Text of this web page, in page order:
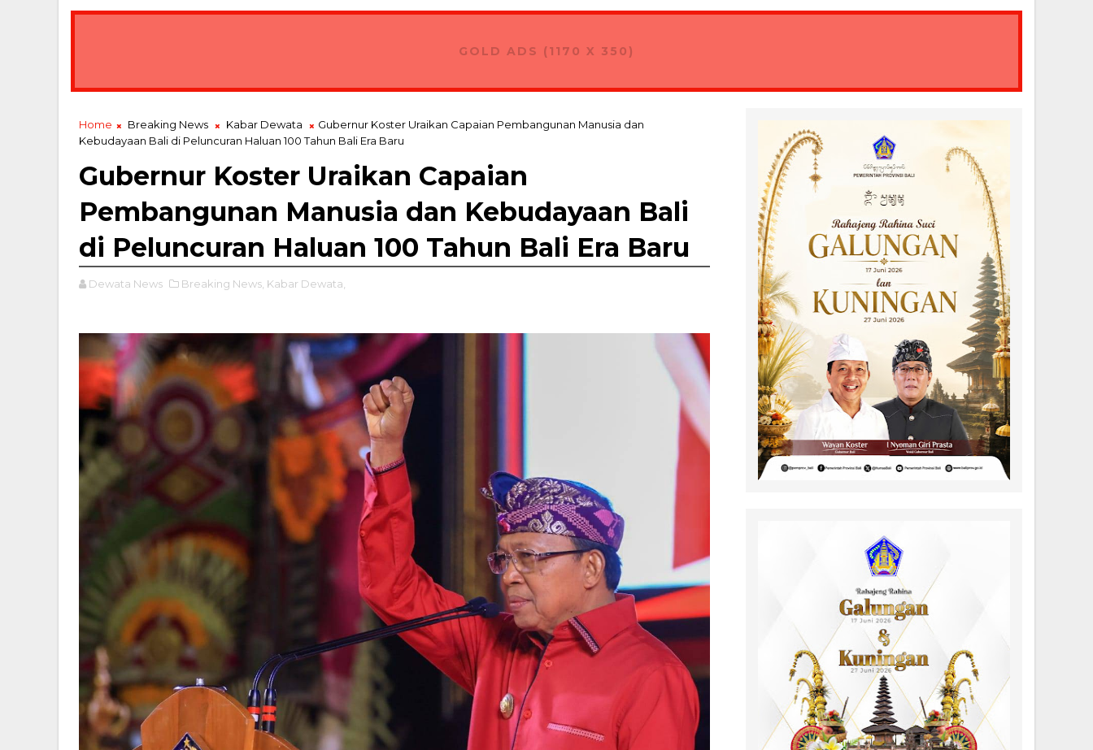
GOLD ADS (1170 X 350)
Home Breaking News Kabar Dewata
Gubernur Koster Uraikan Capaian Pembangunan Manusia dan
Kebudayaan Bali di Peluncuran Haluan 100 Tahun Bali Era Baru
Gubernur Koster Uraikan Capaian
Pembangunan Manusia dan Kebudayaan Bali
di Peluncuran Haluan 100 Tahun Bali Era Baru
Dewata News Breaking News, Kabar Dewata,